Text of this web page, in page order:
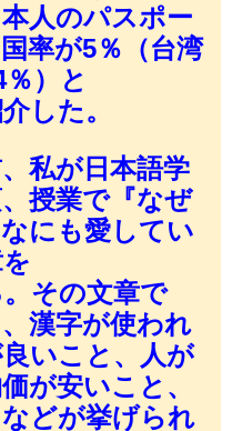
人のパスポー
率が5％（台湾
）と
した。
私が日本語学
授業で『なぜ
にも愛してい
その文章で
漢字が使われ
いこと、人が
が安いこと、
どが挙げられ